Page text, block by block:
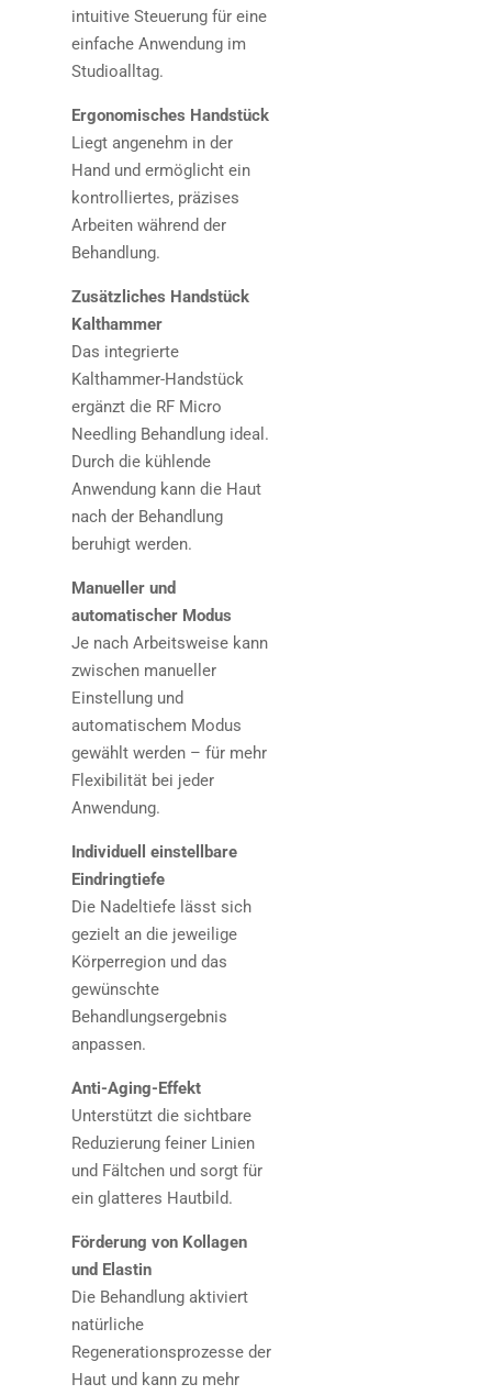
intuitive Steuerung für eine
einfache Anwendung im
Studioalltag.
Ergonomisches Handstück
Liegt angenehm in der
Hand und ermöglicht ein
kontrolliertes, präzises
Arbeiten während der
Behandlung.
Zusätzliches Handstück
Kalthammer
Das integrierte
Kalthammer-Handstück
ergänzt die RF Micro
Needling Behandlung ideal.
Durch die kühlende
Anwendung kann die Haut
nach der Behandlung
beruhigt werden.
Manueller und
automatischer Modus
Je nach Arbeitsweise kann
zwischen manueller
Einstellung und
automatischem Modus
gewählt werden – für mehr
Flexibilität bei jeder
Anwendung.
Individuell einstellbare
Eindringtiefe
Die Nadeltiefe lässt sich
gezielt an die jeweilige
Körperregion und das
gewünschte
Behandlungsergebnis
anpassen.
Anti-Aging-Effekt
Unterstützt die sichtbare
Reduzierung feiner Linien
und Fältchen und sorgt für
ein glatteres Hautbild.
Förderung von Kollagen
und Elastin
Die Behandlung aktiviert
natürliche
Regenerationsprozesse der
Haut und kann zu mehr